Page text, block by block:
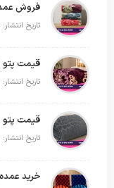
تاریخ انتشار: 2 آگوست 2026
تاریخ انتشار: 1 آگوست 2026
تاریخ انتشار: 31 جولای 2026